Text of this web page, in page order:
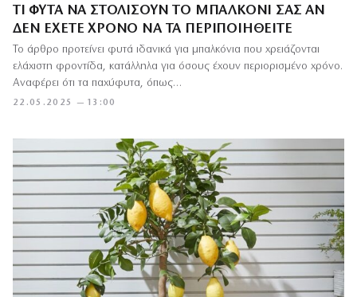
ΤΙ ΦΥΤΆ ΝΑ ΣΤΟΛΊΣΟΥΝ ΤΟ ΜΠΑΛΚΌΝΙ ΣΑΣ ΑΝ
ΔΕΝ ΈΧΕΤΕ ΧΡΌΝΟ ΝΑ ΤΑ ΠΕΡΙΠΟΙΗΘΕΊΤΕ
22.05.2025 — 13:00
Το άρθρο προτείνει φυτά ιδανικά για μπαλκόνια που χρειάζονται
ελάχιστη φροντίδα, κατάλληλα για όσους έχουν περιορισμένο χρόνο.
Αναφέρει ότι τα παχύφυτα, όπως…